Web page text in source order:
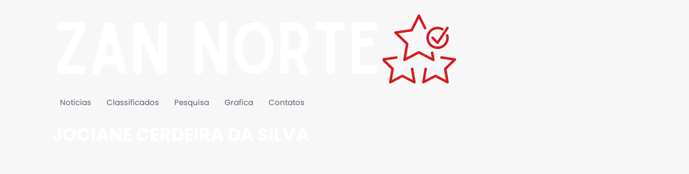
Noticias Classificados Pesquisa Grafica Contatos